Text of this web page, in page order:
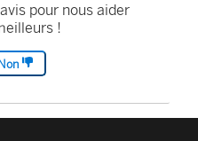
pour nous aider
!
Non